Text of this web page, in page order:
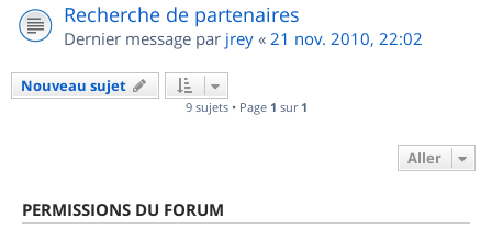
Recherche de partenaires
Dernier message par jrey « 21 nov. 2010, 22:02
Nouveau sujet
9 sujets • Page 1 sur 1
Aller
PERMISSIONS DU FORUM